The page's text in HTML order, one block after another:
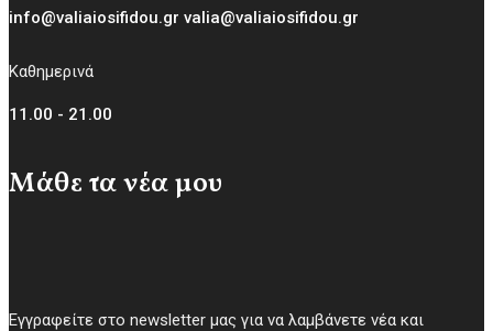
info@valiaiosifidou.gr valia@valiaiosifidou.gr
Καθημερινά
11.00 - 21.00
Μάθε τα νέα μου
Εγγραφείτε στο newsletter μας για να λαμβάνετε νέα και